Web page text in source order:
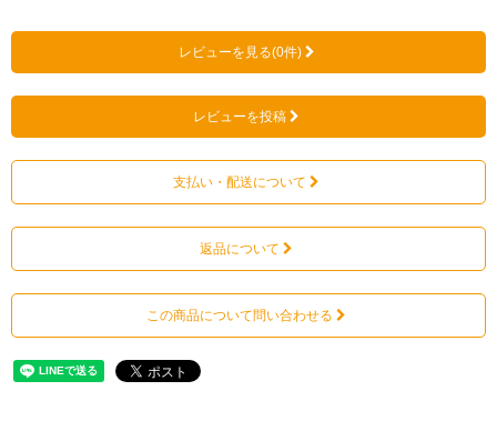
レビューを見る(0件)
レビューを投稿
支払い・配送について
返品について
この商品について問い合わせる